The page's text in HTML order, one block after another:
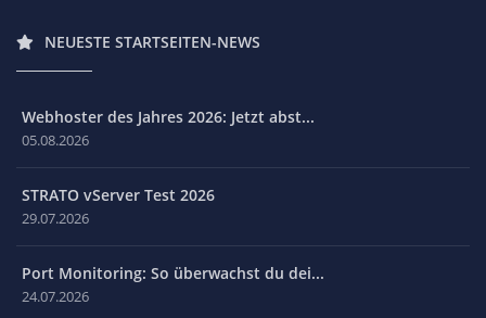
NEUESTE STARTSEITEN-NEWS
Webhoster des Jahres 2026: Jetzt abst...
05.08.2026
STRATO vServer Test 2026
29.07.2026
Port Monitoring: So überwachst du dei...
24.07.2026